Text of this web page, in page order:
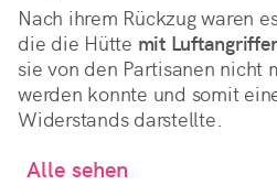
Nach ihrem Rückzug waren
die die Hütte mit
sie von den Partisanen nicht
werden konnte und somit
Widerstands darstellte.
Alle sehen